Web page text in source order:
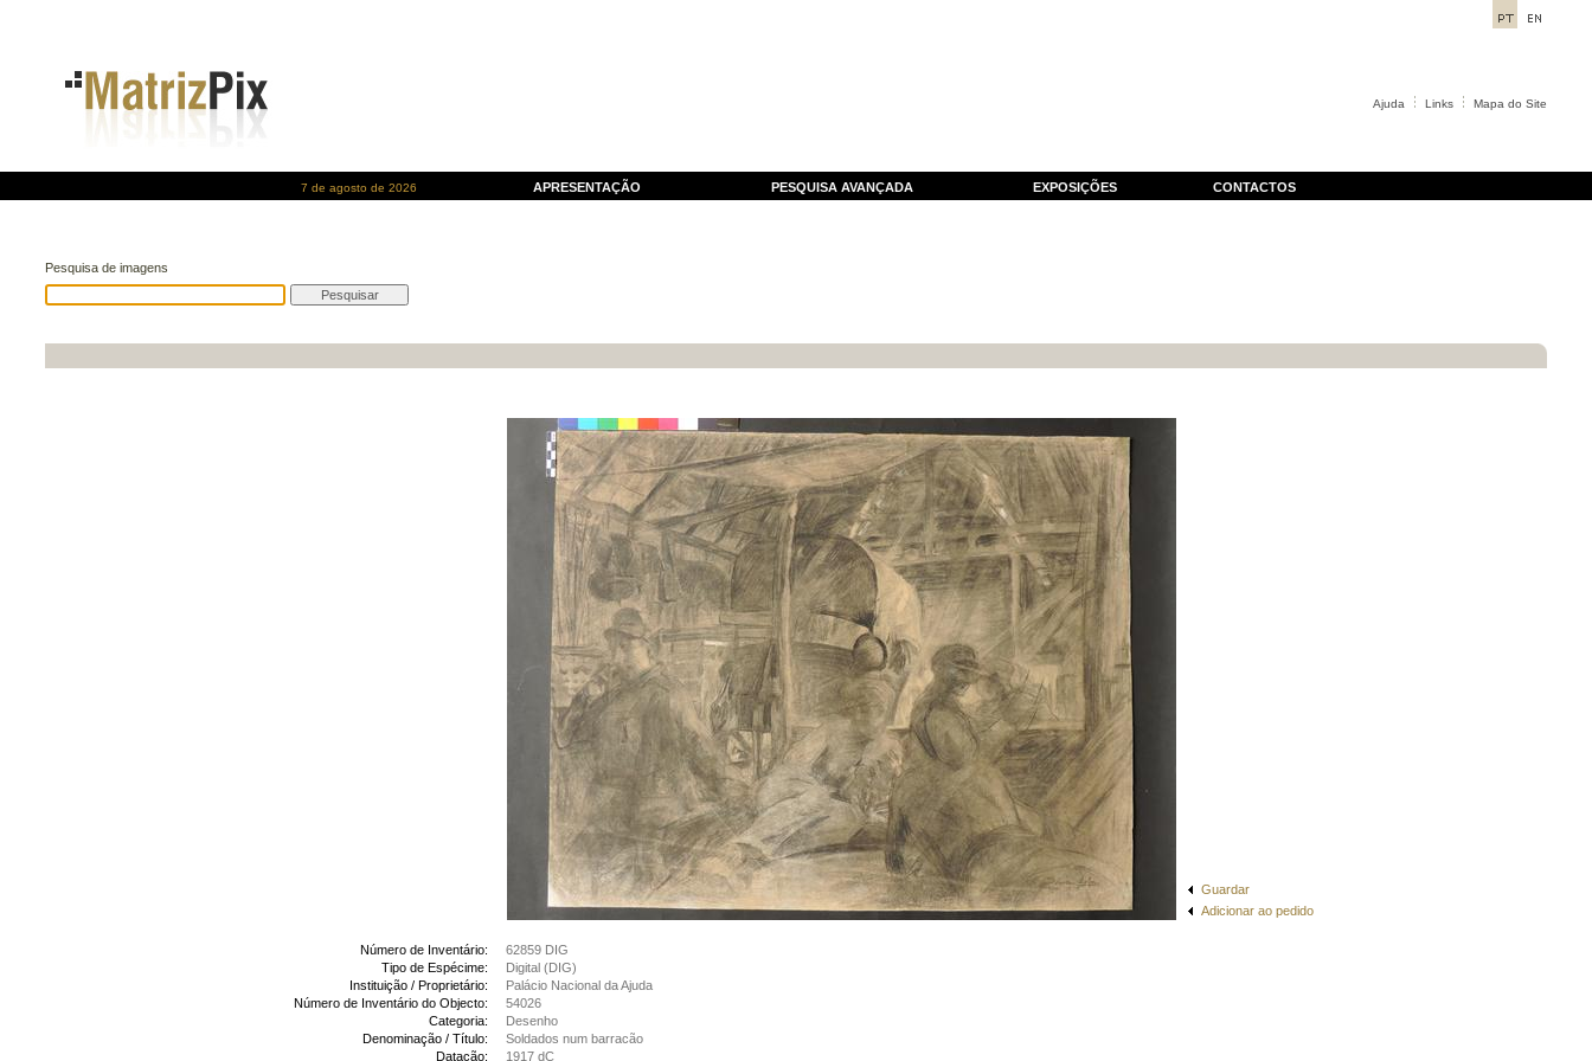
Ajuda Links Mapa do Site
7 de agosto de 2026 APRESENTAÇÃO PESQUISA AVANÇADA EXPOSIÇÕES CONTACTOS
Pesquisa de imagens
Guardar
Adicionar ao pedido
Número de Inventário:
62859 DIG
Tipo de Espécime:
Digital (DIG)
Instituição / Proprietário:
Palácio Nacional da Ajuda
Número de Inventário do Objecto:
54026
Categoria:
Desenho
Denominação / Título:
Soldados num barracão
Datação:
1917 dC